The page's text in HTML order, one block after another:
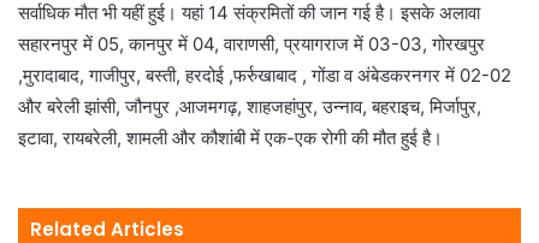
सर्वाधिक मौत भी यहीं हुई। यहां 14 संक्रमितों की जान गई है। इसके अलावा
सहारनपुर में 05, कानपुर में 04, वाराणसी, प्रयागराज में 03-03, गोरखपुर
,मुरादाबाद, गाजीपुर, बस्ती, हरदोई ,फर्रुखाबाद , गोंडा व अंबेडकरनगर में 02-02
और बरेली झांसी, जौनपुर ,आजमगढ़, शाहजहांपुर, उन्नाव, बहराइच, मिर्जापुर,
इटावा, रायबरेली, शामली और कौशांबी में एक-एक रोगी की मौत हुई है।
Related Articles